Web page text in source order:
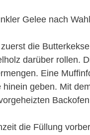
Gelee nach Wahl
die
darüber rollen.
Eine
hinein geben. Mit
die Füllung